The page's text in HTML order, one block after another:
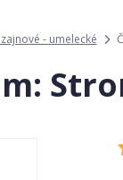
- umelecké